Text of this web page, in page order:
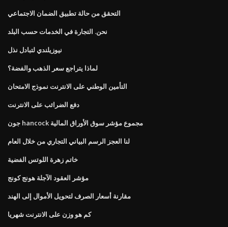
التحقق من حالة تطبيق الضمان الاجتماعي
نحن. التجارة في الخدمات حسب البلد
نيوزيلندي لتبادل نذل
لماذا يتراجع سعر الذهب والفضة؟
التأمين الوطني على الانترنت نموذج الامتحان
دفع الضرائب على الانترنت
جون hancock مجموع مؤشر سوق الأوراق المالية
لنا العجز الرسم البياني التجاري من خلال العام
خاتم زهرة اللوتس الفضية
مؤشر العقود الآجلة هونج كونج
مقارنة أسعار الصرف لتحويل الأموال إلى الهند
كم هو وزن على الانترنت شهريا